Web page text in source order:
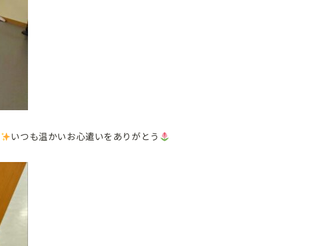
いつも温かいお心遣いをありがとう